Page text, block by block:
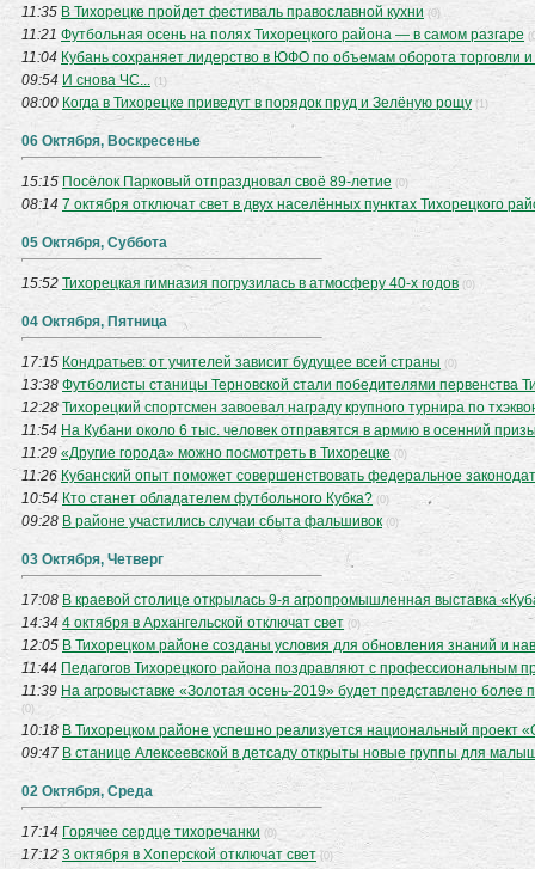
11:35 В Тихорецке пройдет фестиваль православной кухни (0)
11:21 Футбольная осень на полях Тихорецкого района — в самом разгаре
11:04 Кубань сохраняет лидерство в ЮФО по объемам оборота торговли
09:54 И снова ЧС... (1)
08:00 Когда в Тихорецке приведут в порядок пруд и Зелёную рощу (1)
06 Октября, Воскресенье
15:15 Посёлок Парковый отпраздновал своё 89-летие (0)
08:14 7 октября отключат свет в двух населённых пунктах Тихорецкого
05 Октября, Суббота
15:52 Тихорецкая гимназия погрузилась в атмосферу 40-х годов (0)
04 Октября, Пятница
17:15 Кондратьев: от учителей зависит будущее всей страны (0)
13:38 Футболисты станицы Терновской стали победителями первенства
12:28 Тихорецкий спортсмен завоевал награду крупного турнира по
11:54 На Кубани около 6 тыс. человек отправятся в армию в осенний
11:29 «Другие города» можно посмотреть в Тихорецке (0)
11:26 Кубанский опыт поможет совершенствовать федеральное
10:54 Кто станет обладателем футбольного Кубка? (0)
09:28 В районе участились случаи сбыта фальшивок (0)
03 Октября, Четверг
17:08 В краевой столице открылась 9-я агропромышленная выставка
14:34 4 октября в Архангельской отключат свет (0)
12:05 В Тихорецком районе созданы условия для обновления знаний и
11:44 Педагогов Тихорецкого района поздравляют с профессиональным
11:39 На агровыставке «Золотая осень-2019» будет представлено более
(0)
10:18 В Тихорецком районе успешно реализуется национальный проект
09:47 В станице Алексеевской в детсаду открыты новые группы для
02 Октября, Среда
17:14 Горячее сердце тихоречанки (0)
17:12 3 октября в Хоперской отключат свет (0)